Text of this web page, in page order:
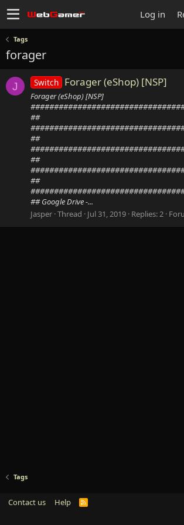
Log in
Tags
forager
J Switch Forager (eShop) [NSP]
Forager (eShop) [NSP]
##
##
##
##
## Google Drive -...
Jasper Thread Jul 31, 2019 Replies: 2
Tags
Contact us Help
R